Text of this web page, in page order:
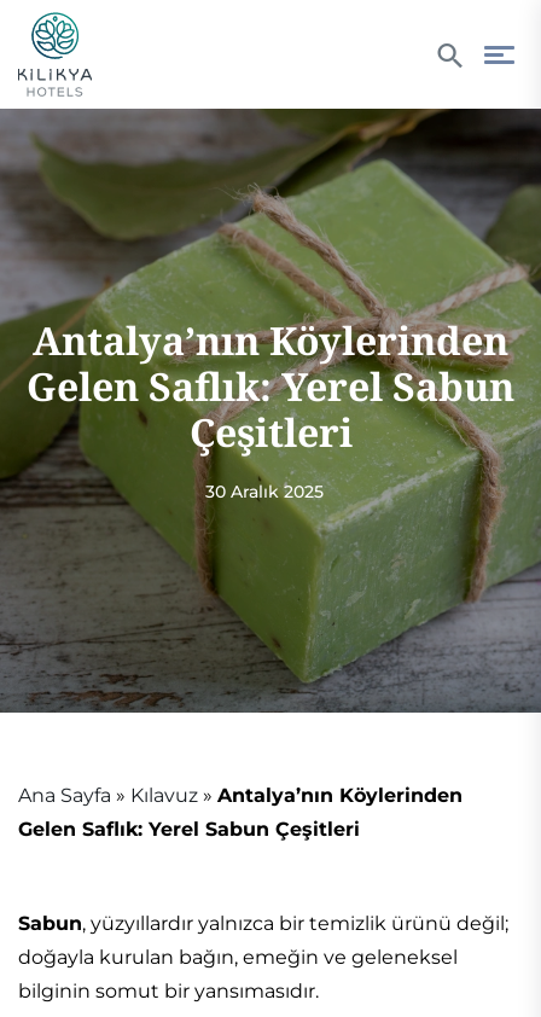
Antalya’nın Köylerinden
Gelen Saflık: Yerel Sabun
Çeşitleri
30 Aralık 2025
Ana Sayfa » Kılavuz » Antalya’nın Köylerinden
Gelen Saflık: Yerel Sabun Çeşitleri
Sabun, yüzyıllardır yalnızca bir temizlik ürünü değil;
doğayla kurulan bağın, emeğin ve geleneksel
bilginin somut bir yansımasıdır.